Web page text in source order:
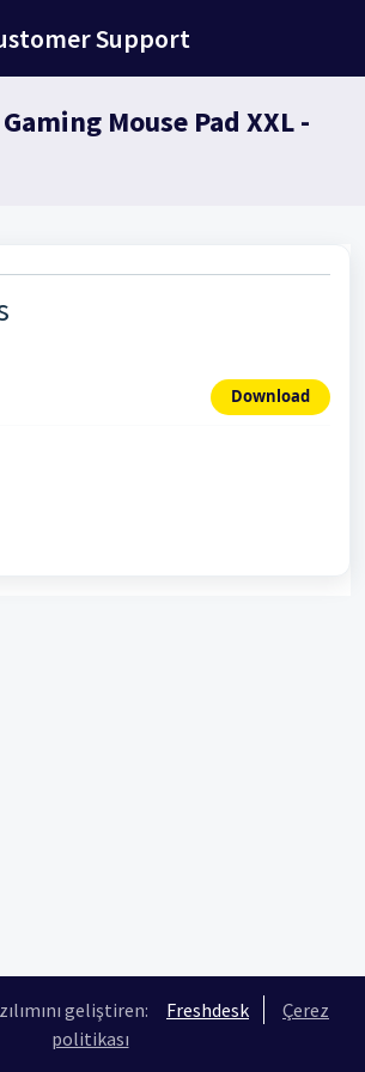
Support
Mouse Pad XXL -
Download
geliştiren: Freshdesk
Çerez
politikası